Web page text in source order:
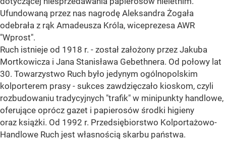
Ufundowaną przez nas nagrodę Aleksandra Żogała
odebrała z rąk Amadeusza Króla, wiceprezesa AWR
"Wprost".
Ruch istnieje od 1918 r. - został założony przez Jakuba
Mortkowicza i Jana Stanisława Gebethnera. Od połowy lat
30. Towarzystwo Ruch było jedynym ogólnopolskim
kolporterem prasy - sukces zawdzięczało kioskom, czyli
rozbudowaniu tradycyjnych "trafik" w minipunkty handlowe,
oferujące oprócz gazet i papierosów środki higieny
oraz książki. Od 1992 r. Przedsiębiorstwo Kolportażowo-
Handlowe Ruch jest własnością skarbu państwa.